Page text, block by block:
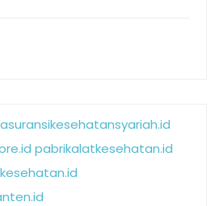
asuransikesehatansyariah.id
pabrikalatkesehatan.id